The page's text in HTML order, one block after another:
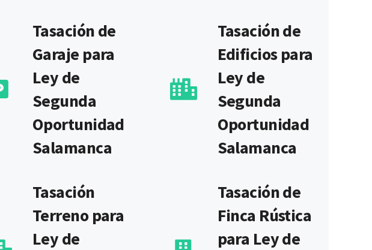
Tasación de
Garaje para
Ley de
Segunda
Oportunidad
Salamanca
Tasación de
Edificios para
Ley de
Segunda
Oportunidad
Salamanca
Tasación
Terreno para
Ley de
Tasación de
Finca Rústica
para Ley de